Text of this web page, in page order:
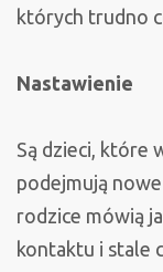
których trudno
Nastawienie
Są dzieci, które
podejmują
rodzice mówią
kontaktu i stale